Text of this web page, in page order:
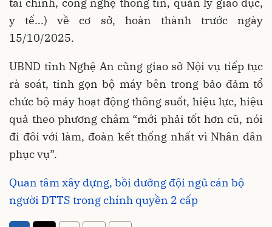
tài chính, công nghệ thông tin, quản lý giáo dục,
y tế...) về cơ sở, hoàn thành trước ngày
15/10/2025.
UBND tỉnh Nghệ An cũng giao sở Nội vụ tiếp tục
rà soát, tinh gọn bộ máy bên trong bảo đảm tổ
chức bộ máy hoạt động thông suốt, hiệu lực, hiệu
quả theo phương châm “mới phải tốt hơn cũ, nói
đi đôi với làm, đoàn kết thống nhất vì Nhân dân
phục vụ”.
Quan tâm xây dựng, bồi dưỡng đội ngũ cán bộ
người DTTS trong chính quyền 2 cấp